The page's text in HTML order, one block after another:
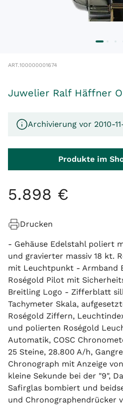
ART.100000001674
Juwelier Ralf Häffner
Archivierung vor 2010-
Produkte im
5.898 €
Drucken
- Gehäuse Edelstahl poliert
und gravierter massiv 18 kt.
mit Leuchtpunkt - Armband
Roségold Pilot mit
Breitling Logo - Zifferblatt
Tachymeter Skala,
Roségold Ziffern,
und polierten Roségold
Automatik, COSC
25 Steine, 28.800 A/h,
Chronograph mit Anzeige
kleine Sekunde bei der "9",
Safirglas bombiert und
und Chronographendrücker